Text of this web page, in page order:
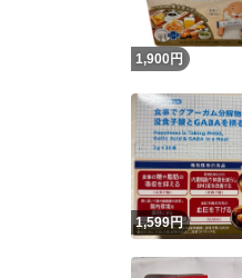
1,900 円
1,599円